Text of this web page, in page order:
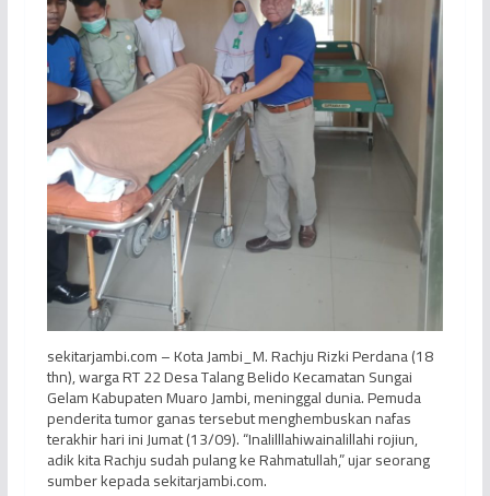
sekitarjambi.com – Kota Jambi_M. Rachju Rizki Perdana (18
thn), warga RT 22 Desa Talang Belido Kecamatan Sungai
Gelam Kabupaten Muaro Jambi, meninggal dunia. Pemuda
penderita tumor ganas tersebut menghembuskan nafas
terakhir hari ini Jumat (13/09). “Inalilllahiwainalillahi rojiun,
adik kita Rachju sudah pulang ke Rahmatullah,” ujar seorang
sumber kepada sekitarjambi.com.